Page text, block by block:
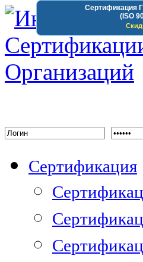
Сертификация
(ISO
Сертификация